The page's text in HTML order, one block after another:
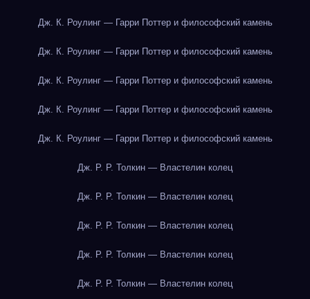
Дж. К. Роулинг — Гарри Поттер и философский камень
Дж. К. Роулинг — Гарри Поттер и философский камень
Дж. К. Роулинг — Гарри Поттер и философский камень
Дж. К. Роулинг — Гарри Поттер и философский камень
Дж. К. Роулинг — Гарри Поттер и философский камень
Дж. Р. Р. Толкин — Властелин колец
Дж. Р. Р. Толкин — Властелин колец
Дж. Р. Р. Толкин — Властелин колец
Дж. Р. Р. Толкин — Властелин колец
Дж. Р. Р. Толкин — Властелин колец